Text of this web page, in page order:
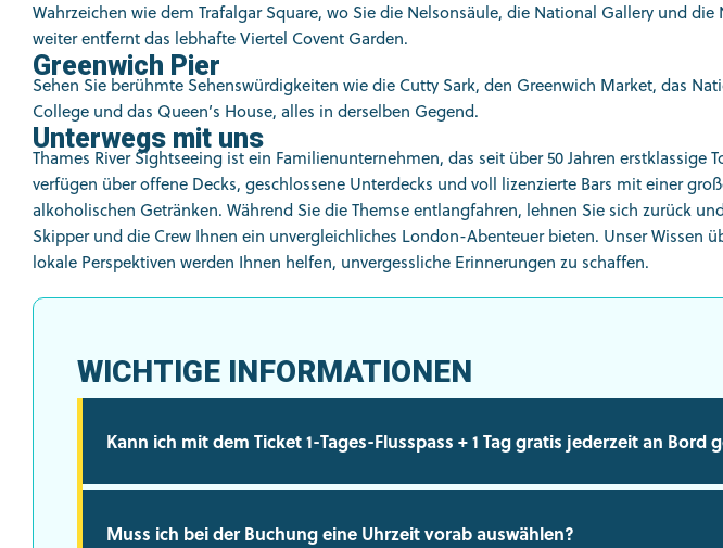
Wahrzeichen wie dem Trafalgar Square, wo Sie die Nelsonsäule, die National Gallery und
weiter entfernt das lebhafte Viertel Covent Garden.
Greenwich Pier
Sehen Sie berühmte Sehenswürdigkeiten wie die Cutty Sark, den Greenwich Market, das
College und das Queen’s House, alles in derselben Gegend.
Unterwegs mit uns
Thames River Sightseeing ist ein Familienunternehmen, das seit über 50 Jahren erstklassige
verfügen über offene Decks, geschlossene Unterdecks und voll lizenzierte Bars mit einer
alkoholischen Getränken. Während Sie die Themse entlangfahren, lehnen Sie sich zurück
Skipper und die Crew Ihnen ein unvergleichliches London-Abenteuer bieten. Unser Wissen
lokale Perspektiven werden Ihnen helfen, unvergessliche Erinnerungen zu schaffen.
WICHTIGE INFORMATIONEN
Kann ich mit dem Ticket 1-Tages-Flusspass + 1 Tag gratis jederzeit an Bord
Muss ich bei der Buchung eine Uhrzeit vorab auswählen?